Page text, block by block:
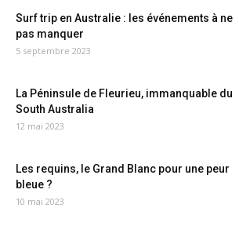
Surf trip en Australie : les événements à ne
pas manquer
5 septembre 2023
La Péninsule de Fleurieu, immanquable du
South Australia
12 mai 2023
Les requins, le Grand Blanc pour une peur
bleue ?
10 mai 2023